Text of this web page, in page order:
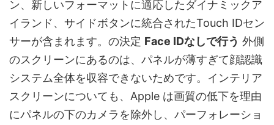
ン、新しいフォーマットに適応したダイナミックア
イランド、サイドボタンに統合されたTouch IDセン
サーが含まれます。の決定 Face IDなしで行う 外側
のスクリーンにあるのは、パネルが薄すぎて顔認識
システム全体を収容できないためです。インテリア
スクリーンについても、Apple は画質の低下を理由
にパネルの下のカメラを除外し、パーフォレーショ